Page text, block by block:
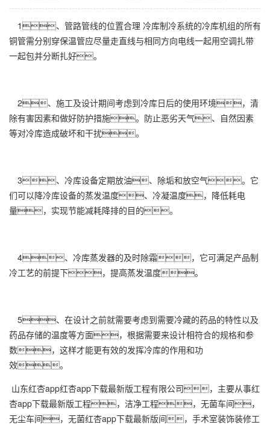
1、管路管线的位置合理 冷库制冷系统的冷库机组的所有
铜管需分别穿保温管应尽量走直线与相同方向电线一起用空调扎带
一起包并分断扎好。
2、施工及设计期间考虑到冷库日后的使用环境，清
除有害因素和做好防护措施。防止恶劣天气、自然因素
等对冷库造成破坏和干扰。
3、冷库设备定期放油、除垢和放空气。它
们可以降冷库设备的蒸发温度、冷凝温度，降低耗电
量，实现节能减耗降排的目的。
4、冷库蒸发器的及时除霜，它可满足产品制
冷工艺的前提下，提高蒸发温度。
5、在设计之前就需要考虑到需要冷藏的药品的特性以及
药品存储的温度等方面，根据需要来设计相符合的规格和参
数，这样才能更有效的发挥冷库的作用和功
效。
山东红杏app红杏app下载最新版工程有限公司，主要从事红
杏app下载最新版工程，洁净工程，无菌车间，
无尘车间，无菌红杏app下载最新版间，手术室装饰装修工